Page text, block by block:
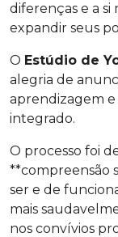
diferenças e a
expandir seus
O Estúdio de
alegria de
aprendizagem
integrado.
O processo foi
**compreensão
ser e de
mais
nos convívios